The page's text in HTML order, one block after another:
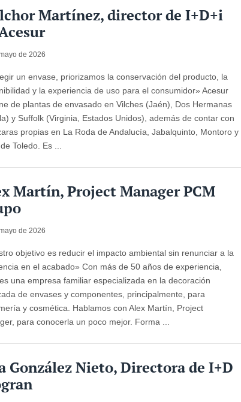
Martínez, director de I+D+i
de 2026
un envase, priorizamos la conservación del producto, la
y la experiencia de uso para el consumidor» Acesur
de plantas de envasado en Vilches (Jaén), Dos Hermanas
y Suffolk (Virginia, Estados Unidos), además de contar con
propias en La Roda de Andalucía, Jabalquinto, Montoro y
Toledo. Es ...
Martín, Project Manager PCM
de 2026
objetivo es reducir el impacto ambiental sin renunciar a la
en el acabado» Con más de 50 años de experiencia,
una empresa familiar especializada en la decoración
de envases y componentes, principalmente, para
y cosmética. Hablamos con Alex Martín, Project
para conocerla un poco mejor. Forma ...
González Nieto, Directora de I+D